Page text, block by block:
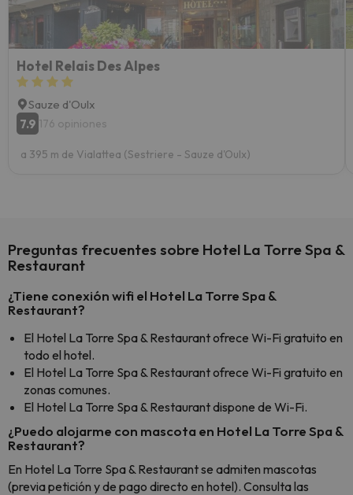
Hotel Relais Des Alpes
Sauze d'Oulx
7.9 176 opiniones
a 395 m de Vialattea (Sestriere - Sauze d'Oulx)
Preguntas frecuentes sobre Hotel La Torre Spa &
Restaurant
¿Tiene conexión wifi el Hotel La Torre Spa &
Restaurant?
El Hotel La Torre Spa & Restaurant ofrece Wi-Fi gratuito en
todo el hotel.
El Hotel La Torre Spa & Restaurant ofrece Wi-Fi gratuito en
zonas comunes.
El Hotel La Torre Spa & Restaurant dispone de Wi-Fi.
¿Puedo alojarme con mascota en Hotel La Torre Spa &
Restaurant?
En Hotel La Torre Spa & Restaurant se admiten mascotas
(previa petición y de pago directo en hotel). Consulta las